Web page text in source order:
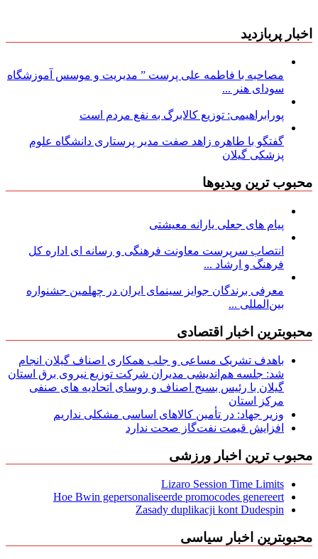
اخبار پربازدید
مصاحبه با فاطمه علی پرست ” مدیریت و موسس آموزشگاه
سودای هنر ...
پورابراهیمی: توزیع کالابرگ به نفع مردم است
گفتگو با طاهره زاهد صفت مدیر پرستاری دانشگاه علوم
پزشکی گیلان
محبوب ترین ویدیوها
پیام های جعلی یارانه معیشتی
انتصاب سرپرست معاونت فرهنگی و رسانه ای اداره کل
فرهنگ و ارشاد ...
معرفی برندگان جوایز سینمای ایران در چهلمین جشنواره
بین‌المللی ...
محبوبترین اخبار اقتصادی
باهدف تشریک مساعی و جلب همکاری اصناف گیلان انجام
شد: جلسه هم‌اندیشی مدیران شركت توزیع نیروی برق استان
گیلان با رئیس بسیج اصناف و روسای اتحادیه های صنفی
مركز استان
وزیر جهاد: در تأمین کالاهای اساسی مشکلی نداریم
افزایش قیمت نفت‌گاز صحت ندارد
محبوب ترین اخبار ورزشی
Lizaro Session Time Limits
Hoe Bwin gepersonaliseerde promocodes genereert
Zasady duplikacji kont Dudespin
محبوبترین اخبار سیاسی